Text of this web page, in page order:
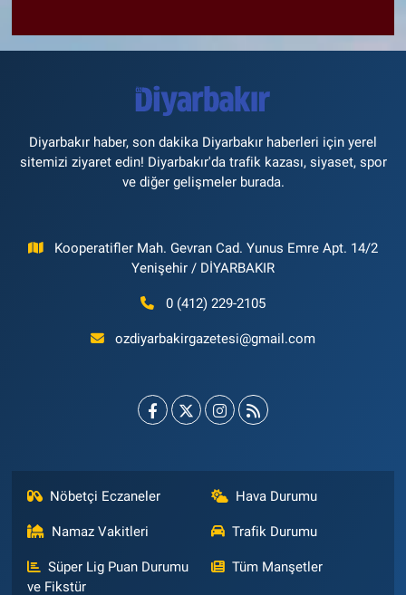
Diyarbakır haber, son dakika Diyarbakır haberleri için yerel
sitemizi ziyaret edin! Diyarbakır'da trafik kazası, siyaset, spor
ve diğer gelişmeler burada.
Kooperatifler Mah. Gevran Cad. Yunus Emre Apt. 14/2
Yenişehir / DİYARBAKIR
0 (412) 229-2105
ozdiyarbakirgazetesi@gmail.com
Nöbetçi Eczaneler Hava Durumu
Namaz Vakitleri Trafik Durumu
Süper Lig Puan Durumu
ve Fikstür
Tüm Manşetler